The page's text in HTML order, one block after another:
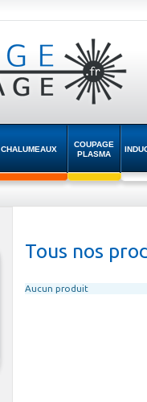
CHALUMEAUX
COUPAGE
PLASMA
Tous nos
Aucun produit